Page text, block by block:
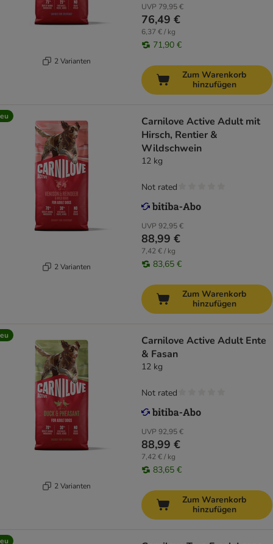
2 Varianten
UVP 79,95 €
76,49 €
6,37 € / kg
71,90 €
Zum Warenkorb
hinzufügen
2 Varianten
Carnilove Active Adult mit
Hirsch, Rentier &
Wildschwein
12 kg
UVP 92,95 €
88,99 €
7,42 € / kg
83,65 €
Not rated
Zum Warenkorb
hinzufügen
2 Varianten
Carnilove Active Adult Ente
& Fasan
12 kg
UVP 92,95 €
88,99 €
7,42 € / kg
83,65 €
Not rated
Zum Warenkorb
hinzufügen